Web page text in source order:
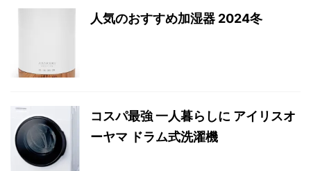
人気のおすすめ加湿器 2024冬
コスパ最強 一人暮らしに アイリスオ
ーヤマ ドラム式洗濯機